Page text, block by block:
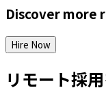
Discover more
Hire Now
リモート採